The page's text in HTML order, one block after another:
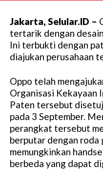
Jakarta, Selular.ID –
tertarik dengan
Ini terbukti dengan
diajukan perusahaan
Oppo telah
Organisasi Kekayaan
Paten tersebut
pada 3 September.
perangkat tersebut
berputar dengan roda
memungkinkan
berbeda yang dapat